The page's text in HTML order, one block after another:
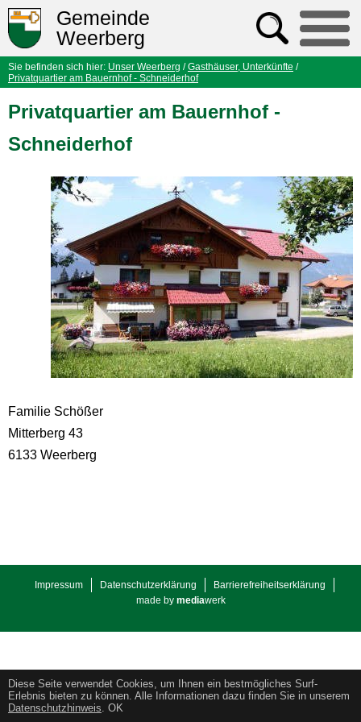
Gemeinde
Weerberg
Sie befinden sich hier: Unser Weerberg /Gasthäuser, Unterkünfte /
Privatquartier am Bauernhof - Schneiderhof
Privatquartier am Bauernhof -
Schneiderhof
Familie Schößer
Mitterberg 43
6133 Weerberg
Impressum Datenschutzerklärung
Barrierefreiheitserklärung
made by mediawerk
Diese Seite verwendet Cookies, um Ihnen ein bestmögliches Surf-
Erlebnis bieten zu können. Alle Informationen dazu finden Sie in unserem
Datenschutzhinweis. OK